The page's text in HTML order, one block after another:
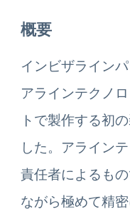
概要
インビザライン
アラインテクノ
トで製作する初
した。アライン
責任者によるも
ながら極めて精